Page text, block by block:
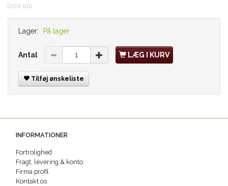
(200,00)
Lager: På lager
Antal LÆG I KURV
Tilføj ønskeliste
INFORMATIONER
Fortrolighed
Fragt, levering & konto
Firma profil
Kontakt os